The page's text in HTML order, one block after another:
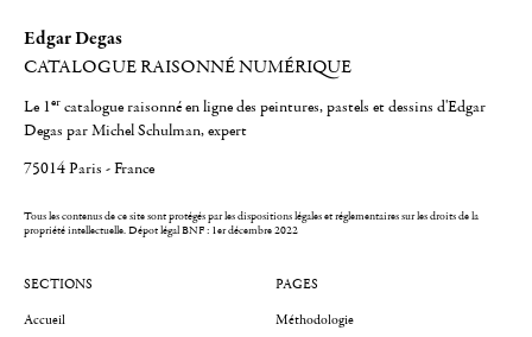
Edgar Degas
CATALOGUE RAISONNÉ NUMÉRIQUE
Le 1er catalogue raisonné en ligne des peintures, pastels et dessins d'Edgar
Degas par Michel Schulman, expert
75014 Paris - France
Tous les contenus de ce site sont protégés par les dispositions légales et réglementaires sur les droits de la
propriété intellectuelle.Dépot légal BNF : 1er décembre 2022
SECTIONS
Accueil
PAGES
Méthodologie